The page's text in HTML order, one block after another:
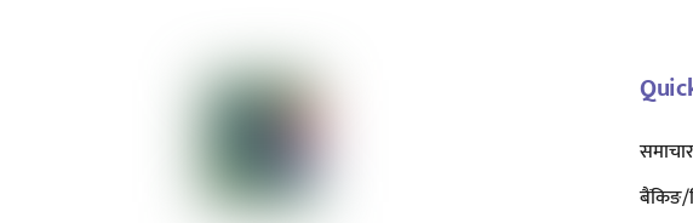
समाचार
बैंकिङ/